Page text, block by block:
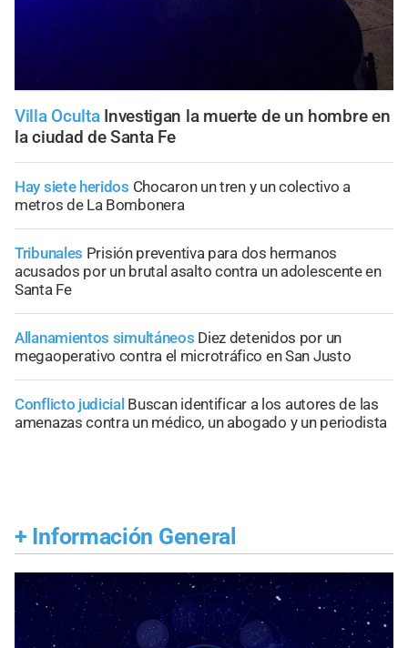
Villa Oculta Investigan la muerte de un hombre en
la ciudad de Santa Fe
Hay siete heridos Chocaron un tren y un colectivo a
metros de La Bombonera
Tribunales Prisión preventiva para dos hermanos
acusados por un brutal asalto contra un adolescente en
Santa Fe
Allanamientos simultáneos Diez detenidos por un
megaoperativo contra el microtráfico en San Justo
Conflicto judicial Buscan identificar a los autores de las
amenazas contra un médico, un abogado y un periodista
+ Información General